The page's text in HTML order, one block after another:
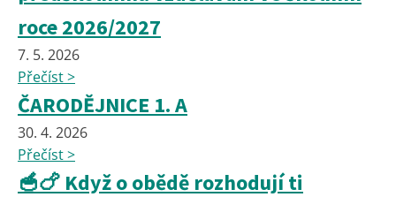
roce 2026/2027
7. 5. 2026
Přečíst >
ČARODĚJNICE 1. A
30. 4. 2026
Přečíst >
🥣🍗 Když o obědě rozhodují ti